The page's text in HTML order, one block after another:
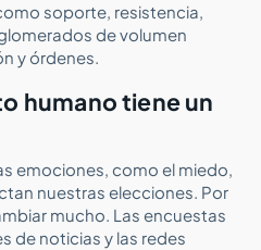
soporte, resistencia,
de volumen
y órdenes.
humano tiene un
emociones, como el miedo,
nuestras elecciones. Por
mucho. Las encuestas
de noticias y las redes